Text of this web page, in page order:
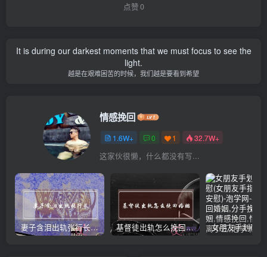
点赞0
It is during our darkest moments that we must focus to see the
light.
越是在艰难困苦的时候，我们越是要看到希望
情感挽回
1.6W+ 0 1 32.7W+
这家伙很懒，什么都没有写...
妻子含泪出轨张行长 她说全都是因为家中 基督徒出轨怎么挽回婚姻(基督徒面对出轨婚姻)